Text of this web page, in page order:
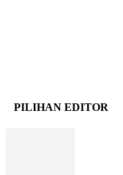
PILIHAN EDITOR